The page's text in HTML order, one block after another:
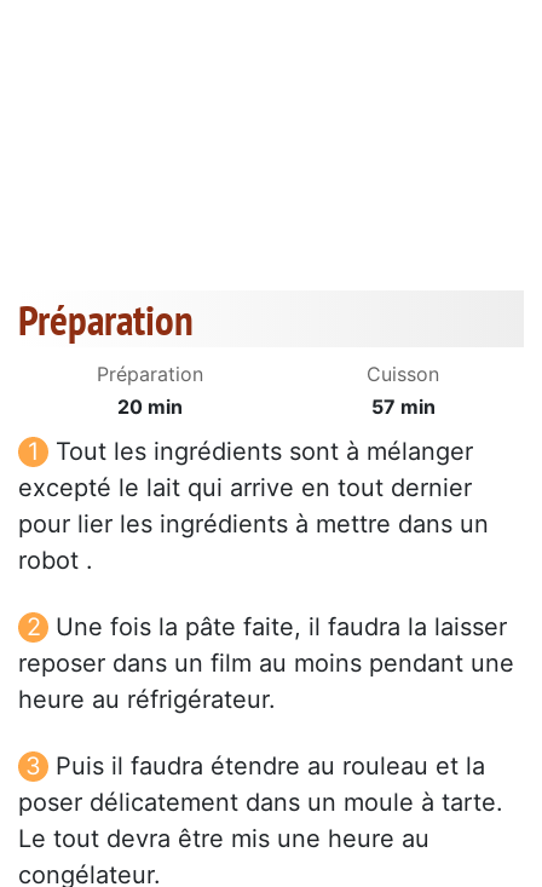
Préparation
Préparation
20 min
Cuisson
57 min
Tout les ingrédients sont à mélanger
excepté le lait qui arrive en tout dernier
pour lier les ingrédients à mettre dans un
robot .
Une fois la pâte faite, il faudra la laisser
reposer dans un film au moins pendant une
heure au réfrigérateur.
Puis il faudra étendre au rouleau et la
poser délicatement dans un moule à tarte.
Le tout devra être mis une heure au
congélateur.